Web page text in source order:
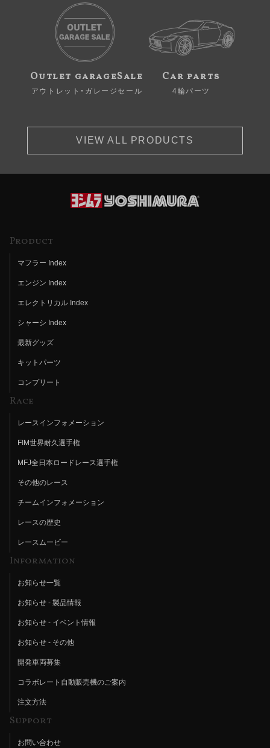
Outlet garageSale
アウトレット・ガレージセール
Car parts
4輪パーツ
VIEW ALL PRODUCTS
Product
マフラー Index
エンジン Index
エレクトリカル Index
シャーシ Index
最新グッズ
キットパーツ
コンプリート
Race
レースインフォメーション
FIM世界耐久選手権
MFJ全日本ロードレース選手権
その他のレース
チームインフォメーション
レースの歴史
レースムービー
Information
お知らせ一覧
お知らせ - 製品情報
お知らせ - イベント情報
お知らせ - その他
開発車両募集
コラボレート自動販売機のご案内
注文方法
Support
お問い合わせ